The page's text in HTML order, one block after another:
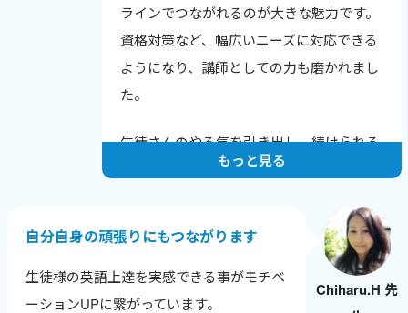
生徒さんから「知りたかった！」と言われ
る瞬間が励みで、教えることで自分も成長
できるのが何よりの喜びです。
ラインでつながれるのが大きな魅力です。
資格対策など、幅広いニーズに対応できる
ようになり、講師としての力も磨かれまし
た。
生徒さんのやる気を引き出し、続けられる
レッスンを心がけています。
達成に向けてサポートすることで、やる気
を保ち続けてもらえるようにしています。
英検合格やTOEICのスコアアップなど、成
もっと見る
Chiharu.H 先
自分自身の頑張りにもつながります
生徒様の英語上達を実感できる事がモチベ
ーションUPに繋がっています。